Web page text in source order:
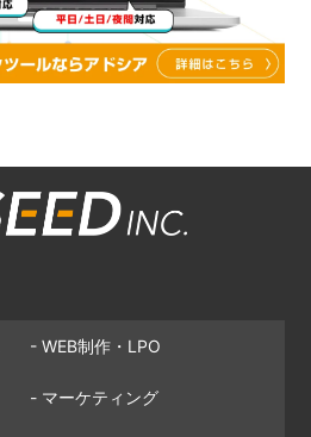
- WEB制作・LPO
- マーケティング